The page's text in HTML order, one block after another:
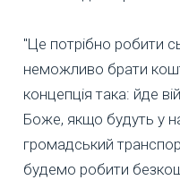
"Це потрібно робити
неможливо брати
концепція така: йде
Боже, якщо будуть у
громадський
будемо робити